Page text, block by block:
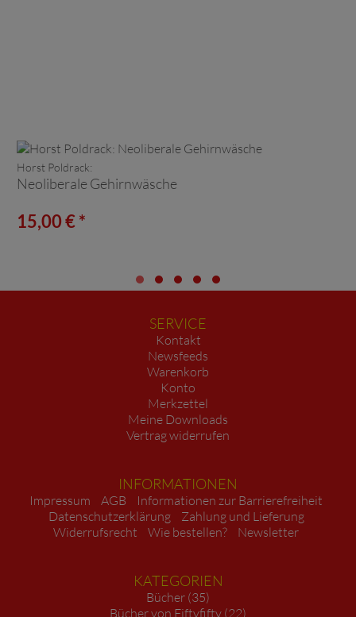
Horst Poldrack:
Neoliberale Gehirnwäsche
15,00 € *
SERVICE
Kontakt
Newsfeeds
Warenkorb
Konto
Merkzettel
Meine Downloads
Vertrag widerrufen
INFORMATIONEN
Impressum AGB
Informationen zur Barrierefreiheit
Datenschutzerklärung
Zahlung und Lieferung
Widerrufsrecht
Wie bestellen? Newsletter
KATEGORIEN
Bücher (35)
Bücher von Fiftyfifty (22)